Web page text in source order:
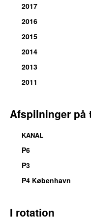
2017
2016
2015
2014
2013
2011
Afspilninger
KANAL
P6
P3
P4 København
I rotation